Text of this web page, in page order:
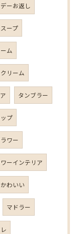
ーお返し
スープ
ム
リーム
タンブラー
プ
ワー
ーインテリア
かわいい
マドラー